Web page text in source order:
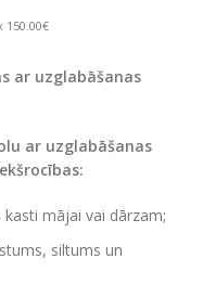
150.00€
ar uzglabāšanas
ar uzglabāšanas
mājai vai dārzam;
siltums un